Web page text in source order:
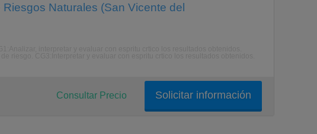
Naturales (San Vicente del
Solicitar información
Consultar Precio